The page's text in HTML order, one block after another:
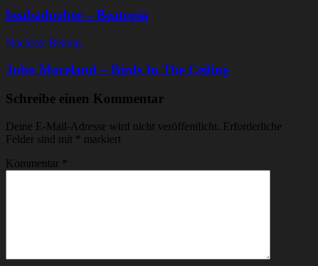
beabadoobee – Beatopia
Nächster Beitrag
John Moreland – Birds In The Ceiling
Schreibe einen Kommentar
Deine E-Mail-Adresse wird nicht veröffentlicht. Erforderliche
Felder sind mit * markiert
Kommentar *